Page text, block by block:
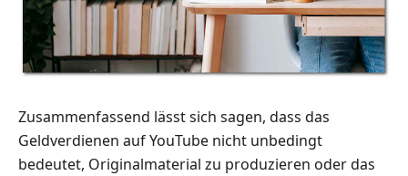
Zusammenfassend lässt sich sagen, dass das
Geldverdienen auf YouTube nicht unbedingt
bedeutet, Originalmaterial zu produzieren oder das